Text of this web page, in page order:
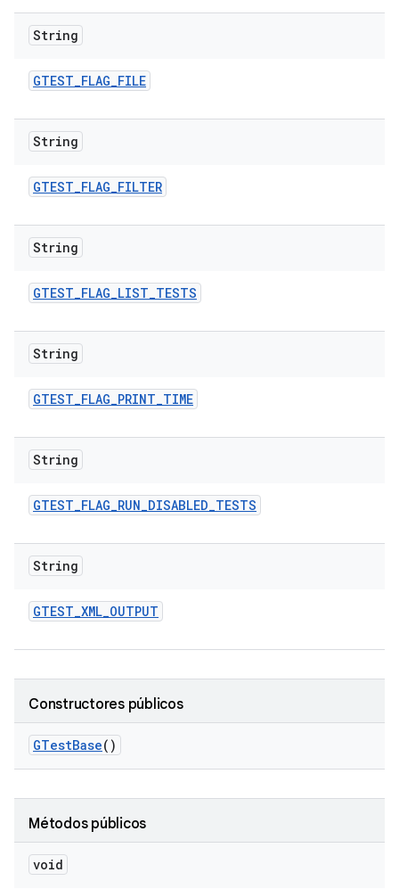
String
GTEST_FLAG_FILE
String
GTEST_FLAG_FILTER
String
GTEST_FLAG_LIST_TESTS
String
GTEST_FLAG_PRINT_TIME
String
GTEST_FLAG_RUN_DISABLED_TESTS
String
GTEST_XML_OUTPUT
Constructores públicos
GTestBase()
Métodos públicos
void